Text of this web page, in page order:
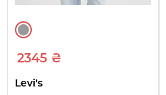
2345 ₴
Levi's